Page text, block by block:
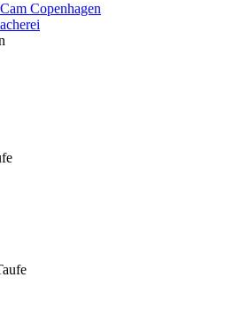
Copenhagen